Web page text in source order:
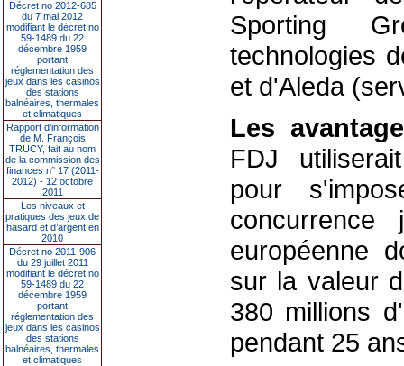
Décret no 2012-685
du 7 mai 2012
modifiant le décret no
59-1489 du 22
décembre 1959
portant
réglementation des
jeux dans les casinos
des stations
balnéaires, thermales
et climatiques
Rapport d'information
de M. François
TRUCY, fait au nom
de la commission des
finances n° 17 (2011-
2012) - 12 octobre
2011
Les niveaux et
pratiques des jeux de
hasard et d’argent en
2010
Décret no 2011-906
du 29 juillet 2011
modifiant le décret no
59-1489 du 22
décembre 1959
portant
réglementation des
jeux dans les casinos
des stations
balnéaires, thermales
et climatiques
Sporting
technologies
et d'Aleda
Les
FDJ
pour
européenne
sur la valeur
380 millions
pendant 25